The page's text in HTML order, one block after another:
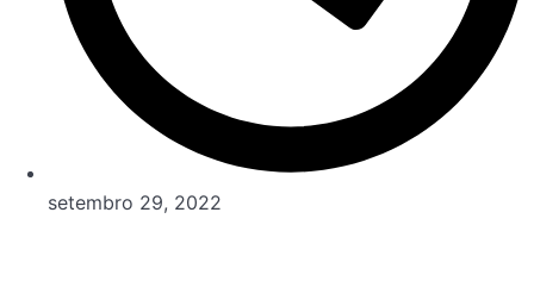
setembro 29, 2022